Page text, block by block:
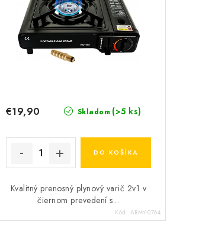
Skladom (>5 ks)
€19,90
DO KOŠÍKA
Kvalitný prenosný plynový varič 2v1 v
čiernom prevedení s...
Kód: ARMY-0764